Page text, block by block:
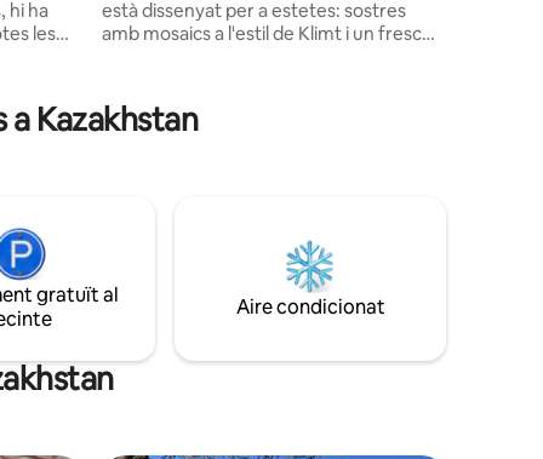
hi ha
les
està dissenyat per a estetes: sostres
amb mosaics a l'estil de Klimt i un fresc
creen un ambient artístic. Hi ha un balcó
amb vista a la vegetació, un projector per
teatre GATOB, dels carrerons històrics i
de les millors cafeteries de disseny de la
ciutat.
Kazakhstan
gratuït al
Aire condicionat